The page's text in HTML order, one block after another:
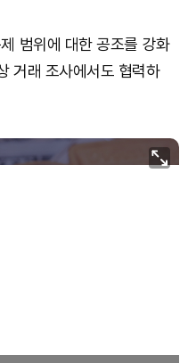
₩91,568,537(-0.70%)
범위에 대한 공조를 강화
거래 조사에서도 협력하